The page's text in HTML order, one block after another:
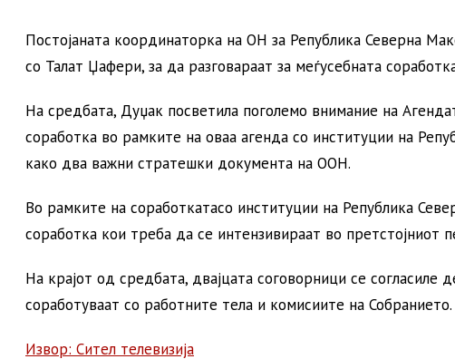
Постојаната координаторка на ОН за Република Северна
со Талат Џафери, за да разговараат за меѓусебната
На средбата, Дуџак посветила поголемо внимание на
соработка во рамките на оваа агенда со институции на
како два важни стратешки документа на ООН.
Во рамките на соработкатасо институции на Република
соработка кои треба да се интензивираат во претстојниот
На крајот од средбата, двајцата соговорници се
соработуваат со работните тела и комисиите на Собранието.
Извор: Сител телевизија